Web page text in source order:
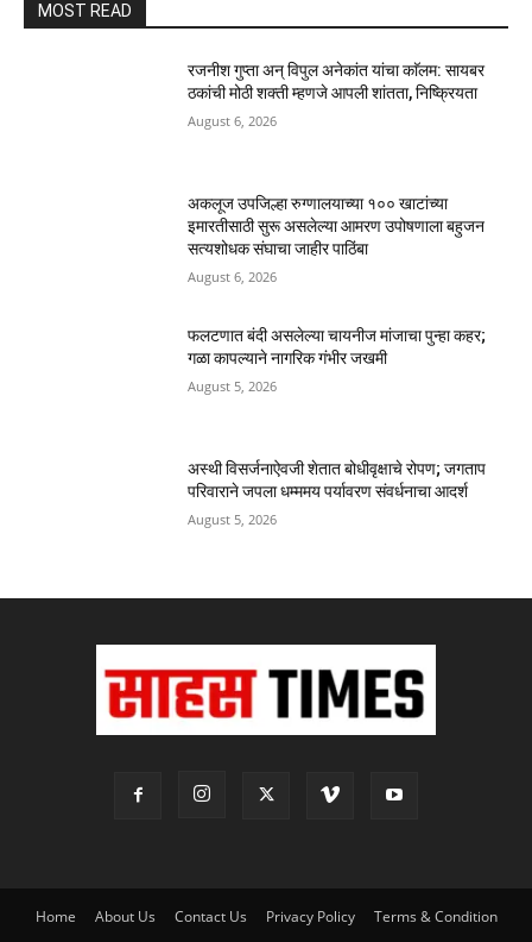
MOST READ
रजनीश गुप्ता अन् विपुल अनेकांत यांचा काॅलम: सायबर
ठकांची मोठी शक्ती म्हणजे आपली शांतता, निष्क्रियता‎
August 6, 2026
अकलूज उपजिल्हा रुग्णालयाच्या १०० खाटांच्या
इमारतीसाठी सुरू असलेल्या आमरण उपोषणाला बहुजन
सत्यशोधक संघाचा जाहीर पाठिंबा
August 6, 2026
फलटणात बंदी असलेल्या चायनीज मांजाचा पुन्हा कहर;
गळा कापल्याने नागरिक गंभीर जखमी
August 5, 2026
अस्थी विसर्जनाऐवजी शेतात बोधीवृक्षाचे रोपण; जगताप
परिवाराने जपला धम्ममय पर्यावरण संवर्धनाचा आदर्श
August 5, 2026
Home About Us Contact Us Privacy Policy Terms & Condition